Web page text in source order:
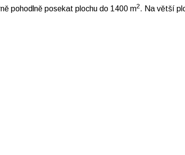
pohodlně posekat plochu do 1400 m2. Na větší